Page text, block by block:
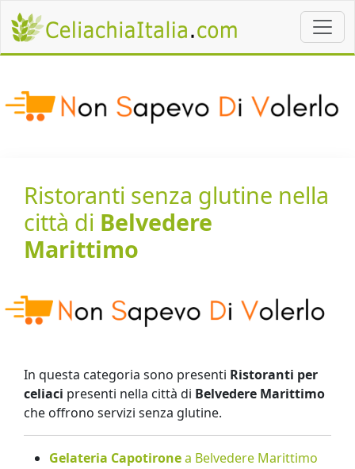
Ristoranti senza glutine nella
città di Belvedere
Marittimo
In questa categoria sono presenti Ristoranti per
celiaci presenti nella città di Belvedere Marittimo
che offrono servizi senza glutine.
Gelateria Capotironea Belvedere Marittimo